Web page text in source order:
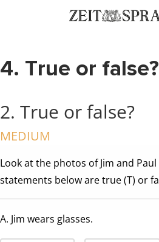
4. True or false?
2. True or false?
MEDIUM